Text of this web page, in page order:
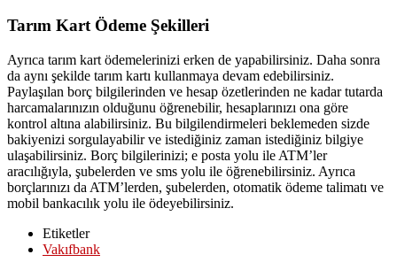
Tarım Kart Ödeme Şekilleri
Ayrıca tarım kart ödemelerinizi erken de yapabilirsiniz. Daha sonra
da aynı şekilde tarım kartı kullanmaya devam edebilirsiniz.
Paylaşılan borç bilgilerinden ve hesap özetlerinden ne kadar tutarda
harcamalarınızın olduğunu öğrenebilir, hesaplarınızı ona göre
kontrol altına alabilirsiniz. Bu bilgilendirmeleri beklemeden sizde
bakiyenizi sorgulayabilir ve istediğiniz zaman istediğiniz bilgiye
ulaşabilirsiniz. Borç bilgilerinizi; e posta yolu ile ATM’ler
aracılığıyla, şubelerden ve sms yolu ile öğrenebilirsiniz. Ayrıca
borçlarınızı da ATM’lerden, şubelerden, otomatik ödeme talimatı ve
mobil bankacılık yolu ile ödeyebilirsiniz.
Etiketler
Vakıfbank